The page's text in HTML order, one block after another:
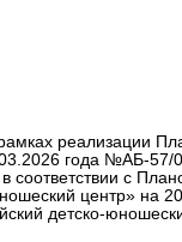
реализации
года №АБ-57/
с
центр» на
детско-